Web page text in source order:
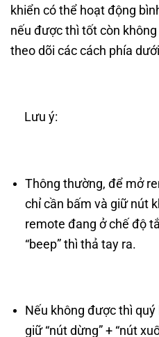
khiển có thể hoạt động
nếu được thì tốt còn
theo dõi các cách phía
Lưu ý:
Thông thường, để mở
chỉ cần bấm và giữ nút
remote đang ở chế độ
“beep” thì thả tay ra.
Nếu không được thì
giữ “nút dừng” + “nút